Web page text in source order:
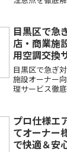
くなってきた
がある」「マ
やリフォーム
お住まいの方
目黒区で急
店・商業施
用空調交換
目黒区で急ぎ
施設オーナー
理サービス徹
然止まった」
音がする」「
い」—こうし
ーナー業をさ
プロ仕様エ
てオーナー
で快適＆安